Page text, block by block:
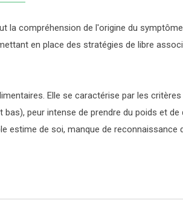
la compréhension de l'origine du
en place des stratégies de libre
. Elle se caractérise par les
peur intense de prendre du poids et
de soi, manque de reconnaissance